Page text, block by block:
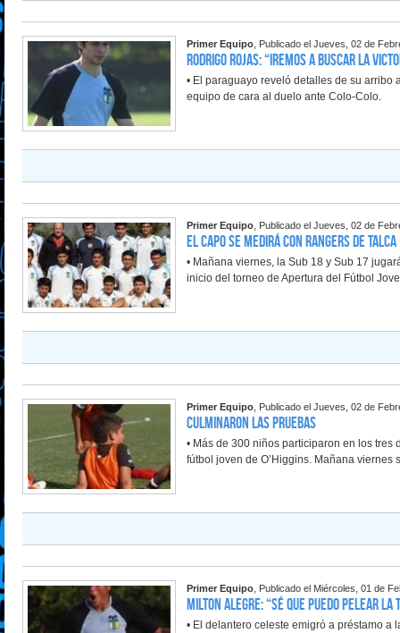
Primer Equipo , Publicado el Jueves, 02 de
Rodrigo Rojas: “Iremos a buscar la
• El paraguayo reveló detalles de su
equipo de cara al duelo ante Colo-Colo.
Primer Equipo , Publicado el Jueves, 02 de
El Capo se medirá con Rangers de Talca
• Mañana viernes, la Sub 18 y Sub 17
inicio del torneo de Apertura del Fútbol
Primer Equipo , Publicado el Jueves, 02 de
Culminaron las pruebas
• Más de 300 niños participaron en los
fútbol joven de O’Higgins. Mañana
Primer Equipo , Publicado el Miércoles, 01 de
Milton Alegre: “Sé que puedo pelear
• El delantero celeste emigró a préstamo